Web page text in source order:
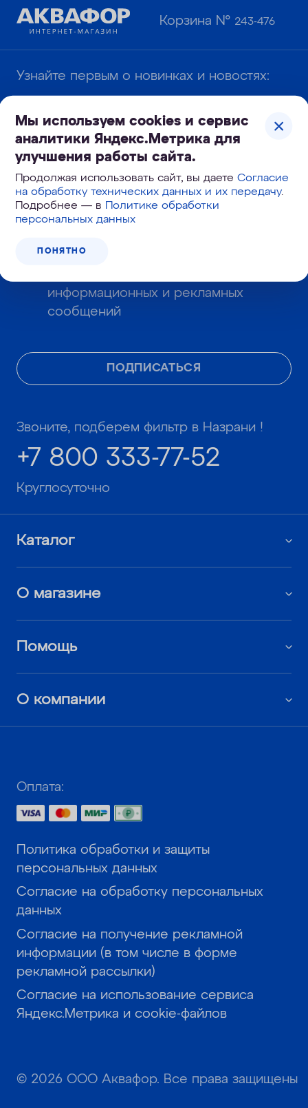
Мы используем cookies и сервис
аналитики Яндекс.Метрика для
улучшения работы сайта.
Продолжая использовать сайт, вы даетеСогласие
на обработку технических данных и их передачу.
Подробнее — в
Политике обработки
персональных данных
ПОНЯТНО
Корзина № 243-476
Узнайте первым о новинках и новостях:
ПОДПИСАТЬСЯ
на обработку моих
персональных данных и подтверждаю,
что я ознакомлен сполитикой
обработки и защиты персональных
данных
информационных и рекламных
сообщений
Звоните, подберем фильтр в Назрани !
+7 800 333-77-52
Круглосуточно
Каталог
О магазине
Помощь
О компании
© 2026 ООО Аквафор. Все права защищены
Оплата:
Политика обработки и защиты
персональных данных
Согласие на обработку персональных
данных
Согласие на получение рекламной
информации (в том числе в форме
рекламной рассылки)
Согласие на использование сервиса
Яндекс.Метрика и cookie-файлов